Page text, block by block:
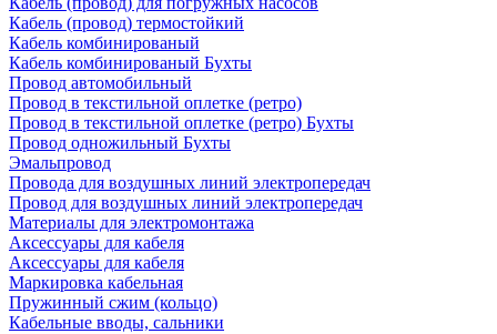
Кабель (провод) термостойкий
Кабель комбинированый
Кабель комбинированый Бухты
Провод автомобильный
Провод в текстильной оплетке (ретро)
Провод в текстильной оплетке (ретро) Бухты
Провод одножильный Бухты
Эмальпровод
Провода для воздушных линий электропередач
Провод для воздушных линий электропередач
Материалы для электромонтажа
Аксессуары для кабеля
Аксессуары для кабеля
Маркировка кабельная
Пружинный сжим (кольцо)
Кабельные вводы, сальники